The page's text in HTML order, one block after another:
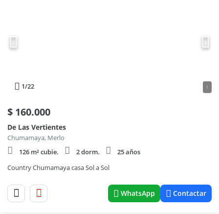
1/22 1
$ 160.000
De Las Vertientes
Chumamaya, Merlo
126 m² cubie.
2 dorm.
25 años
Country Chumamaya casa Sol a Sol
WhatsApp Contactar